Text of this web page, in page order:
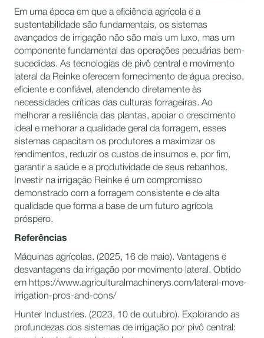
Em uma época em que a eficiência agrícola e a
sustentabilidade são fundamentais, os sistemas
avançados de irrigação não são mais um luxo, mas um
componente fundamental das operações pecuárias bem-
sucedidas. As tecnologias de pivô central e movimento
lateral da Reinke oferecem fornecimento de água preciso,
eficiente e confiável, atendendo diretamente às
necessidades críticas das culturas forrageiras. Ao
melhorar a resiliência das plantas, apoiar o crescimento
ideal e melhorar a qualidade geral da forragem, esses
sistemas capacitam os produtores a maximizar os
rendimentos, reduzir os custos de insumos e, por fim,
garantir a saúde e a produtividade de seus rebanhos.
Investir na irrigação Reinke é um compromisso
demonstrado com a forragem consistente e de alta
qualidade que forma a base de um futuro agrícola
próspero.
Referências
Máquinas agrícolas. (2025, 16 de maio). Vantagens e
desvantagens da irrigação por movimento lateral. Obtido
em https://www.agriculturalmachinerys.com/lateral-move-
irrigation-pros-and-cons/
Hunter Industries. (2023, 10 de outubro). Explorando as
profundezas dos sistemas de irrigação por pivô central: